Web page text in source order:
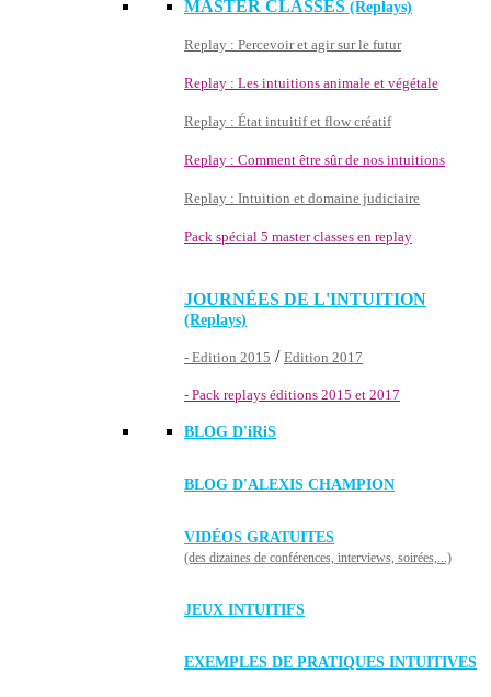
MASTER CLASSES (Replays)
Replay : Percevoir et agir sur le futur
Replay : Les intuitions animale et végétale
Replay : État intuitif et flow créatif
Replay : Comment être sûr de nos intuitions
Replay : Intuition et domaine judiciaire
Pack spécial 5 master classes en replay
JOURNÉES DE L'INTUITION
(Replays)
- Edition 2015 / Edition 2017
- Pack replays éditions 2015 et 2017
BLOG D'iRiS
BLOG D'ALEXIS CHAMPION
VIDÉOS GRATUITES
(des dizaines de conférences, interviews, soirées,...)
JEUX INTUITIFS
EXEMPLES DE PRATIQUES INTUITIVES